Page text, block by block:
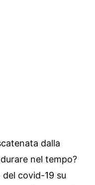
dalla
nel tempo?
covid-19 su